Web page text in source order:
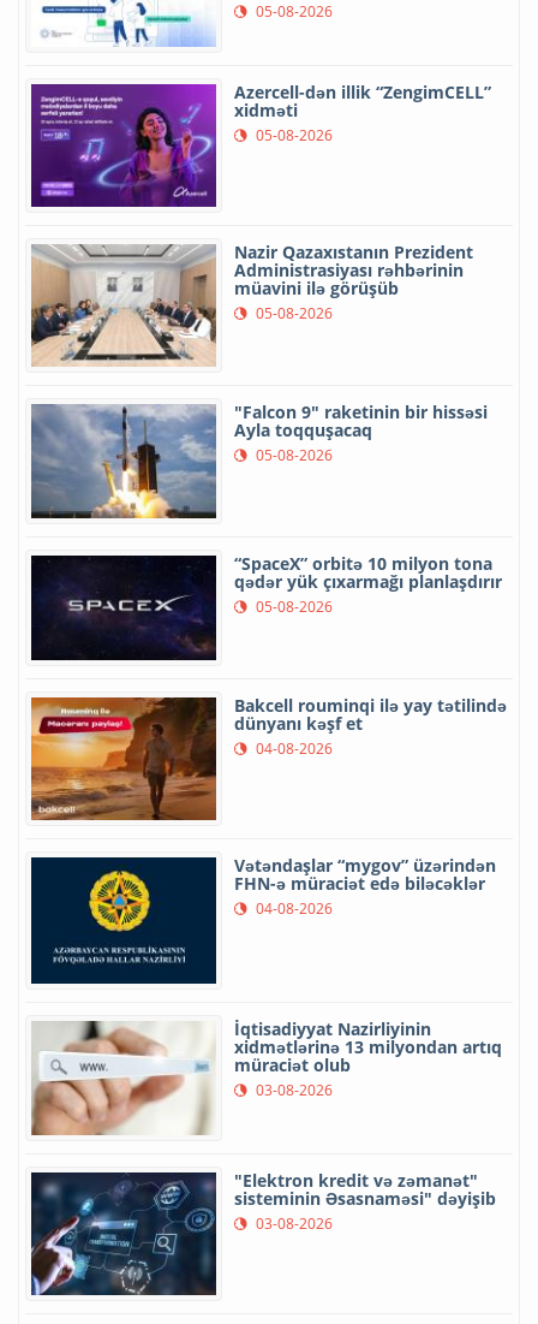
05-08-2026
Azercell-dən illik “ZengimCELL”
xidməti
05-08-2026
Nazir Qazaxıstanın Prezident
Administrasiyası rəhbərinin
müavini ilə görüşüb
05-08-2026
"Falcon 9" raketinin bir hissəsi
Ayla toqquşacaq
05-08-2026
“SpaceX” orbitə 10 milyon tona
qədər yük çıxarmağı planlaşdırır
05-08-2026
Bakcell rouminqi ilə yay tətilində
dünyanı kəşf et
04-08-2026
Vətəndaşlar “mygov” üzərindən
FHN-ə müraciət edə biləcəklər
04-08-2026
İqtisadiyyat Nazirliyinin
xidmətlərinə 13 milyondan artıq
müraciət olub
03-08-2026
"Elektron kredit və zəmanət"
sisteminin Əsasnaməsi" dəyişib
03-08-2026